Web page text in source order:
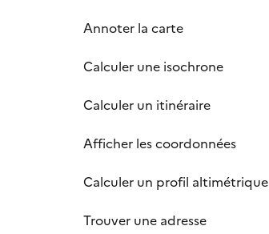
Annoter la carte
Calculer une isochrone
Calculer un itinéraire
Afficher les coordonnées
Calculer un profil altimétrique
Trouver une adresse